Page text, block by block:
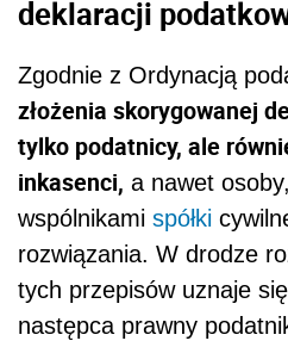
deklaracji
Zgodnie z Ordynacją
złożenia skorygowanej
tylko podatnicy, ale
inkasenci, a nawet
wspólnikami spółki
rozwiązania. W drodze
tych przepisów uznaje
następca prawny